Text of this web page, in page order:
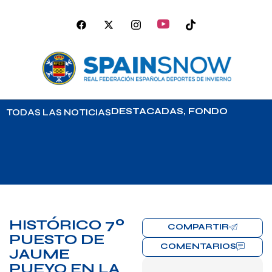
TODAS LAS NOTICIASDESTACADAS, FONDO
HISTÓRICO 7º
PUESTO DE
JAUME
COMPARTIR
COMENTARIOS